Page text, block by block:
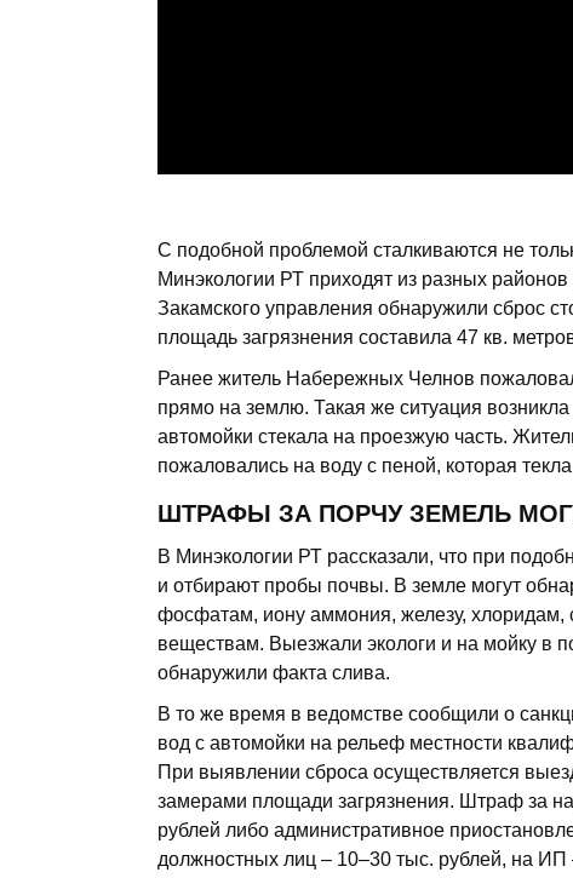
С подобной проблемой сталкиваются не
Минэкологии РТ приходят из разных
Закамского управления обнаружили сброс
площадь загрязнения составила 47 кв.
Ранее житель Набережных Челнов
прямо на землю. Такая же ситуация
автомойки стекала на проезжую часть.
пожаловались на воду с пеной, которая
ШТРАФЫ ЗА ПОРЧУ ЗЕМЕЛЬ
В Минэкологии РТ рассказали, что при
и отбирают пробы почвы. В земле могут
фосфатам, иону аммония, железу, хлоридам,
веществам. Выезжали экологи и на мойку в
обнаружили факта слива.
В то же время в ведомстве сообщили о
вод с автомойки на рельеф местности
При выявлении сброса осуществляется
замерами площади загрязнения. Штраф за
рублей либо административное
должностных лиц – 10–30 тыс. рублей, на ИП